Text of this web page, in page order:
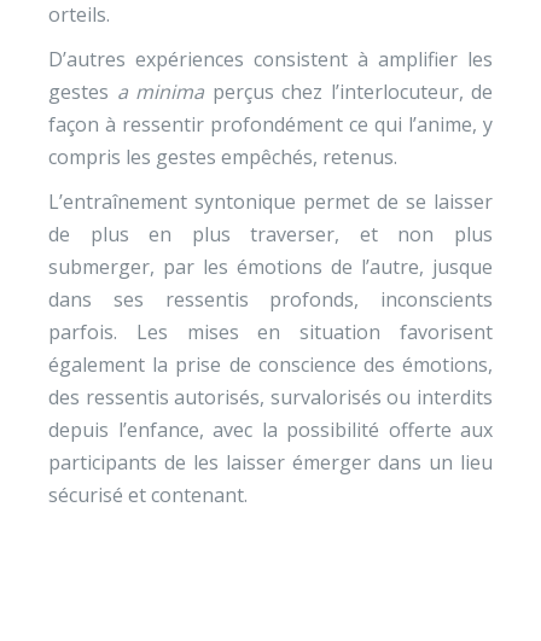
orteils.
D’autres expériences consistent à amplifier les
gestes a minima perçus chez l’interlocuteur, de
façon à ressentir profondément ce qui l’anime, y
compris les gestes empêchés, retenus.
L’entraînement syntonique permet de se laisser
de plus en plus traverser, et non plus
submerger, par les émotions de l’autre, jusque
dans ses ressentis profonds, inconscients
parfois. Les mises en situation favorisent
également la prise de conscience des émotions,
des ressentis autorisés, survalorisés ou interdits
depuis l’enfance, avec la possibilité offerte aux
participants de les laisser émerger dans un lieu
sécurisé et contenant.